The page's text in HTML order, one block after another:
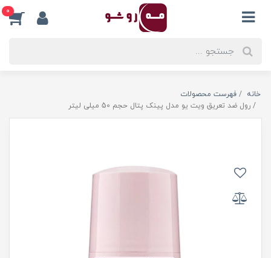
0
خانه
فهرست محصولات
رول ضد تعریق ویت یو مدل پینک پتال حجم 50 میلی لیتر